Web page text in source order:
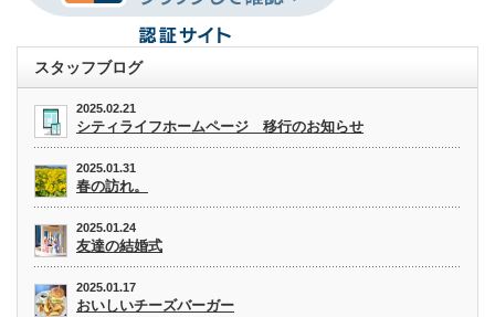
スタッフブログ
2025.02.21
シティライフホームページ 移行のお知らせ
2025.01.31
春の訪れ。
2025.01.24
友達の結婚式
2025.01.17
おいしいチーズバーガー